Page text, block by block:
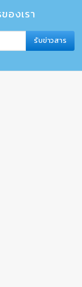
องเรา
รับข่าวสาร